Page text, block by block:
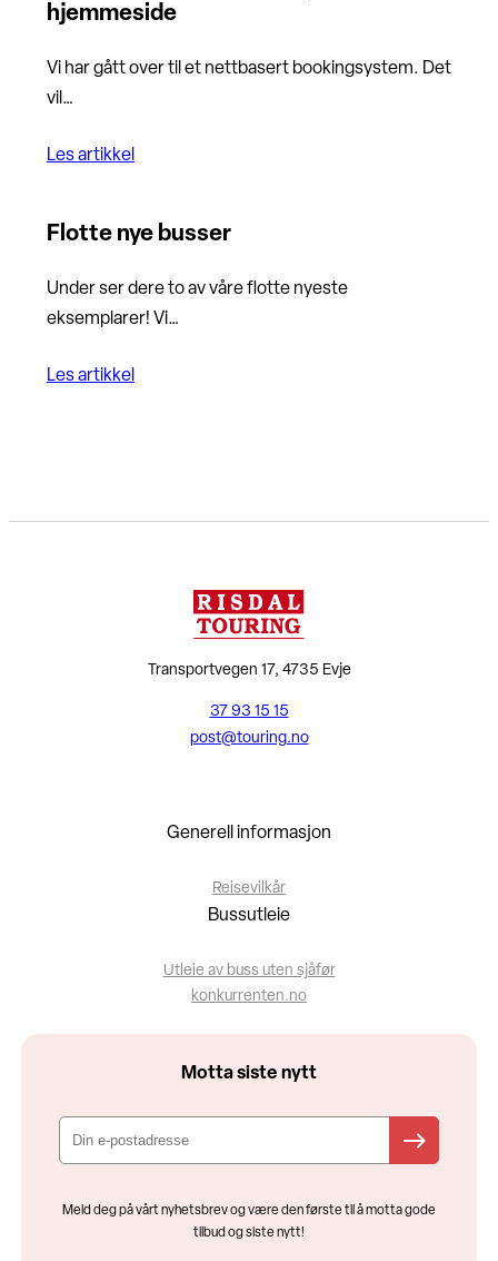
hjemmeside
Vi har gått over til et nettbasert bookingsystem. Det
vil…
Les artikkel
Flotte nye busser
Under ser dere to av våre flotte nyeste
eksemplarer! Vi…
Les artikkel
Transportvegen 17, 4735 Evje
37 93 15 15
post@touring.no
Generell informasjon
Reisevilkår
Bussutleie
Utleie av buss uten sjåfør
konkurrenten.no
Motta siste nytt
Meld deg på vårt nyhetsbrev og være den første til å motta gode
tilbud og siste nytt!